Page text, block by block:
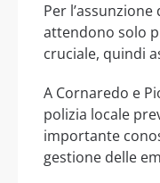
Per
attendono solo
cruciale, quindi
A Cornaredo e
polizia locale
importante
gestione delle